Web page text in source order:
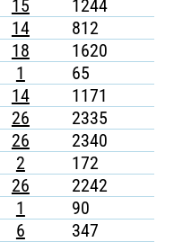
15 1244
14 812
18 1620
1 65
14 1171
26 2335
26 2340
2 172
26 2242
1 90
6 347